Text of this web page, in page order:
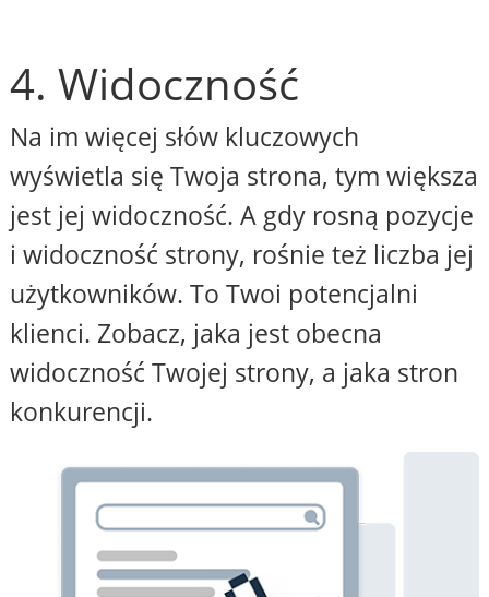
4. Widoczność
Na im więcej słów kluczowych
wyświetla się Twoja strona, tym większa
jest jej widoczność. A gdy rosną pozycje
i widoczność strony, rośnie też liczba jej
użytkowników. To Twoi potencjalni
klienci. Zobacz, jaka jest obecna
widoczność Twojej strony, a jaka stron
konkurencji.